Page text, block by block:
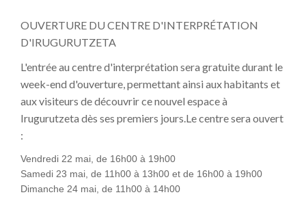
OUVERTURE DU CENTRE D'INTERPRÉTATION
D'IRUGURUTZETA
L'entrée au centre d'interprétation sera gratuite durant le
week-end d'ouverture, permettant ainsi aux habitants et
aux visiteurs de découvrir ce nouvel espace à
Irugurutzeta dès ses premiers jours.Le centre sera ouvert
:
Vendredi 22 mai, de 16h00 à 19h00
Samedi 23 mai, de 11h00 à 13h00 et de 16h00 à 19h00
Dimanche 24 mai, de 11h00 à 14h00